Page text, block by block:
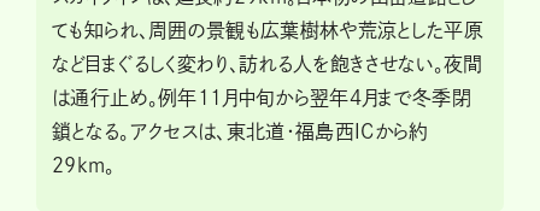
ても知られ、周囲の景観も広葉樹林や荒涼とした平原
など目まぐるしく変わり、訪れる人を飽きさせない。夜間
は通行止め。例年11月中旬から翌年4月まで冬季閉
鎖となる。アクセスは、東北道・福島西ICから約
29km。